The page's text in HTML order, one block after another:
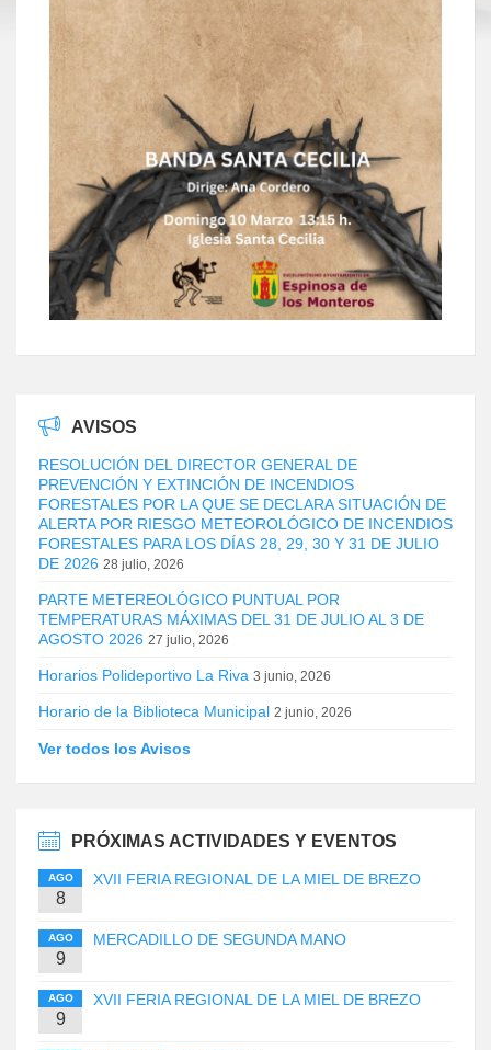
AVISOS
RESOLUCIÓN DEL DIRECTOR GENERAL DE
PREVENCIÓN Y EXTINCIÓN DE INCENDIOS
FORESTALES POR LA QUE SE DECLARA SITUACIÓN DE
ALERTA POR RIESGO METEOROLÓGICO DE INCENDIOS
FORESTALES PARA LOS DÍAS 28, 29, 30 Y 31 DE JULIO
DE 2026 28 julio, 2026
PARTE METEREOLÓGICO PUNTUAL POR
TEMPERATURAS MÁXIMAS DEL 31 DE JULIO AL 3 DE
AGOSTO 2026 27 julio, 2026
Horarios Polideportivo La Riva 3 junio, 2026
Horario de la Biblioteca Municipal 2 junio, 2026
Ver todos los Avisos
PRÓXIMAS ACTIVIDADES Y EVENTOS
AGO
8
XVII FERIA REGIONAL DE LA MIEL DE BREZO
AGO
9
MERCADILLO DE SEGUNDA MANO
AGO
9
XVII FERIA REGIONAL DE LA MIEL DE BREZO